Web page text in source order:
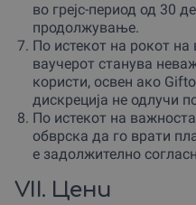
во грејс-период од 30
продолжување.
По истекот на рокот на
ваучерот станува
користи, освен ако
дискреција не одлучи
По истекот на
обврска да го врати
е задолжително
VII. Цени